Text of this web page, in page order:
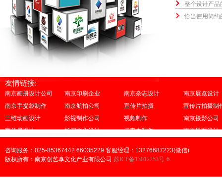
整个设计产品
恰当使用简约
友情链接:
南京画册设计公司 南京印刷企业 南京杂志设计
南京展览设计
南京手提袋制作
南京航拍公司 宣传片拍摄
宣传片拍摄制
三维动画设计
影视制作公司 视频制作
南京摄影公司
宣传册设计
校园文化设计 记事本制作 南京界面设计
咨询服务：025-85367442 66035229 客服经理：13276687223(微信)
版权所有：南京创艺享文化产业有限公司 苏ICP备13012253号-6